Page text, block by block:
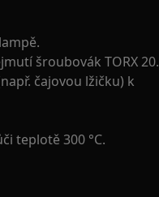
šroubovák TORX 20.
čajovou lžičku) k
teplotě 300 °C.